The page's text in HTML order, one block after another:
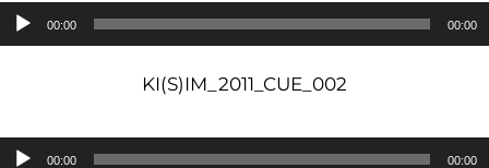
00:00 00:00
KI(S)IM_2011_CUE_002
00:00 00:00